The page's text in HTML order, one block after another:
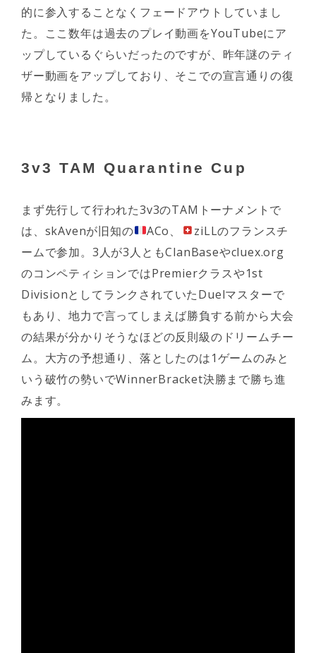
的に参入することなくフェードアウトしていまし
た。ここ数年は過去のプレイ動画をYouTubeにア
ップしているぐらいだったのですが、昨年謎のティ
ザー動画をアップしており、そこでの宣言通りの復
帰となりました。
3v3 TAM Quarantine Cup
まず先行して行われた3v3のTAMトーナメントで
は、skAvenが旧知の
ACo、
ziLLのフランスチ
ームで参加。3人が3人ともClanBaseやcluex.org
のコンペティションではPremierクラスや1st
DivisionとしてランクされていたDuelマスターで
もあり、地力で言ってしまえば勝負する前から大会
の結果が分かりそうなほどの反則級のドリームチー
ム。大方の予想通り、落としたのは1ゲームのみと
いう破竹の勢いでWinnerBracket決勝まで勝ち進
みます。